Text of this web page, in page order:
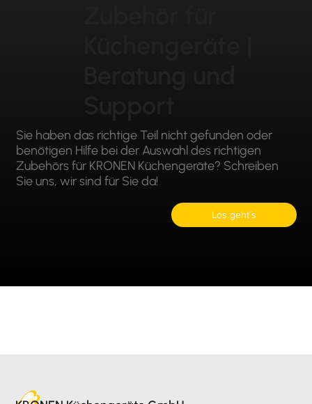
Sie haben das richtige Teil nicht gefunden oder
benötigen Hilfe bei der Auswahl des richtigen
Zubehörs für KRONEN Küchengeräte? Schreiben
Sie uns, wir sind für Sie da!
Los geht´s